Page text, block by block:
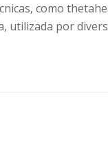
como
utilizada por